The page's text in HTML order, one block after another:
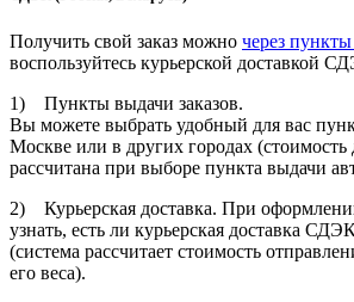
Получить свой заказ можно через
воспользуйтесь курьерской доставкой
1) Пункты выдачи заказов.
Вы можете выбрать удобный для вас
Москве или в других городах (стоимость
рассчитана при выборе пункта выдачи
2) Курьерская доставка. При
узнать, есть ли курьерская доставка
(система рассчитает стоимость
его веса).